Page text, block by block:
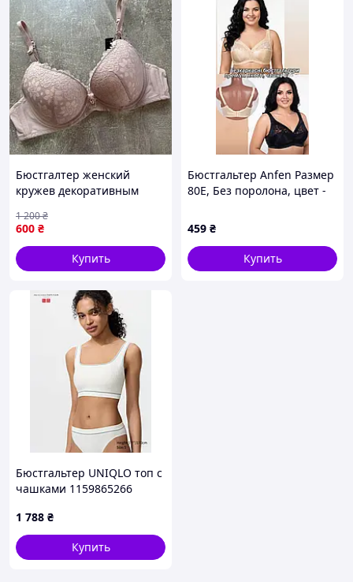
Бюстгалтер женский
кружев декоративным
600 ₴
1 200₴
Купить
Бюстгальтер Anfen Размер
80E, Без поролона, цвет -
459 ₴
Купить
Бюстгальтер UNIQLO топ с
чашками 1159865266
1 788 ₴
Купить